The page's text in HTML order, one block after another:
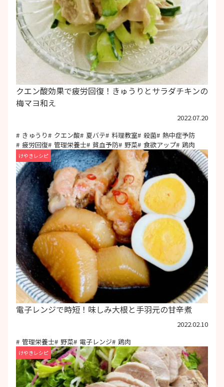
クエン酸効果で疲労回復！きゅうりとサラダチキンの
梅マヨ和え
2022.07.20
きゅうり
クエン酸 夏バテ 料理教室 殺菌
熱中症予防
疲労回復
管理栄養士 貧血予防 野菜 食欲アップ 鶏肉
けやきレシピ
電子レンジで時短！味しみ大根と手羽元の甘辛煮
2022.02.10
管理栄養士
野菜 電子レンジ 鶏肉
けやきレシピ